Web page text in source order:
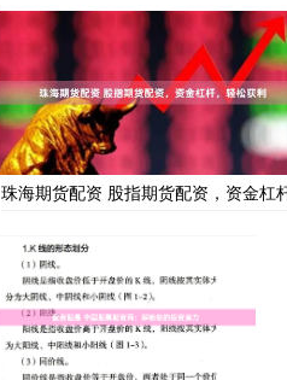
珠海期货配资 股指期货配资，资金杠